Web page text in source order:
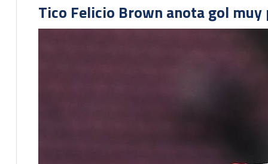
Tico Felicio Brown anota gol muy